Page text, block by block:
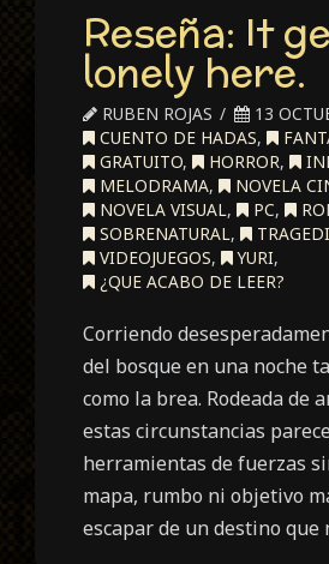
Reseña: It
lonely here.
RUBEN ROJAS
13
CUENTO DE HADAS,
GRATUITO, HORROR,
MELODRAMA, NOVELA
NOVELA VISUAL, PC,
SOBRENATURAL,
VIDEOJUEGOS, YURI,
¿QUE ACABO DE LEER?
Corriendo
del bosque en una noche
como la brea. Rodeada de
estas circunstancias
herramientas de fuerzas
mapa, rumbo ni objetivo
escapar de un destino que